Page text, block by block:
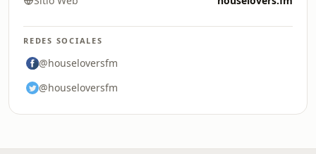
REDES SOCIALES
@houseloversfm
@houseloversfm